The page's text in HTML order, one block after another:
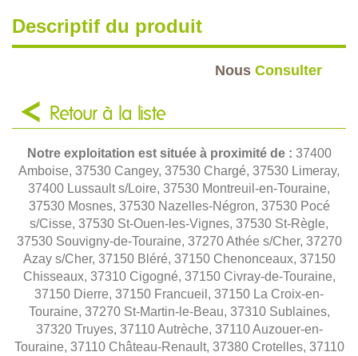
Descriptif du produit
Nous Consulter
Retour à la liste
Notre exploitation est située à proximité de : 37400
Amboise, 37530 Cangey, 37530 Chargé, 37530 Limeray,
37400 Lussault s/Loire, 37530 Montreuil-en-Touraine,
37530 Mosnes, 37530 Nazelles-Négron, 37530 Pocé
s/Cisse, 37530 St-Ouen-les-Vignes, 37530 St-Règle,
37530 Souvigny-de-Touraine, 37270 Athée s/Cher, 37270
Azay s/Cher, 37150 Bléré, 37150 Chenonceaux, 37150
Chisseaux, 37310 Cigogné, 37150 Civray-de-Touraine,
37150 Dierre, 37150 Francueil, 37150 La Croix-en-
Touraine, 37270 St-Martin-le-Beau, 37310 Sublaines,
37320 Truyes, 37110 Autrèche, 37110 Auzouer-en-
Touraine, 37110 Château-Renault, 37380 Crotelles, 37110